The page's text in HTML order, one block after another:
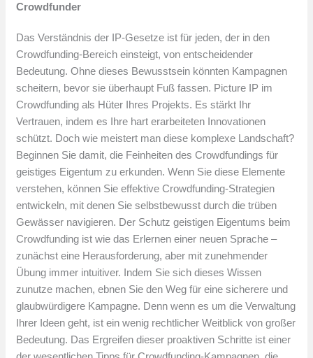
Crowdfunder
Das Verständnis der IP-Gesetze ist für jeden, der in den
Crowdfunding-Bereich einsteigt, von entscheidender
Bedeutung. Ohne dieses Bewusstsein könnten Kampagnen
scheitern, bevor sie überhaupt Fuß fassen. Picture IP im
Crowdfunding als Hüter Ihres Projekts. Es stärkt Ihr
Vertrauen, indem es Ihre hart erarbeiteten Innovationen
schützt. Doch wie meistert man diese komplexe Landschaft?
Beginnen Sie damit, die Feinheiten des Crowdfundings für
geistiges Eigentum zu erkunden. Wenn Sie diese Elemente
verstehen, können Sie effektive Crowdfunding-Strategien
entwickeln, mit denen Sie selbstbewusst durch die trüben
Gewässer navigieren. Der Schutz geistigen Eigentums beim
Crowdfunding ist wie das Erlernen einer neuen Sprache –
zunächst eine Herausforderung, aber mit zunehmender
Übung immer intuitiver. Indem Sie sich dieses Wissen
zunutze machen, ebnen Sie den Weg für eine sicherere und
glaubwürdigere Kampagne. Denn wenn es um die Verwaltung
Ihrer Ideen geht, ist ein wenig rechtlicher Weitblick von großer
Bedeutung. Das Ergreifen dieser proaktiven Schritte ist einer